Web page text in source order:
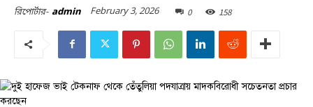
রিপোর্টার- admin February 3, 2026 0 158